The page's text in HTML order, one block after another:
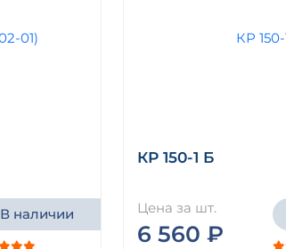
В наличии
КР 150-1 Б
Цена за шт.
6 560 ₽